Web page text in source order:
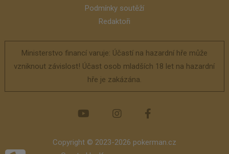
Podmínky soutěží
Redaktoři
Ministerstvo financí varuje: Účastí na hazardní hře může
vzniknout závislost! Účast osob mladších 18 let na hazardní
hře je zakázána.
Copyright © 2023-2026 pokerman.cz